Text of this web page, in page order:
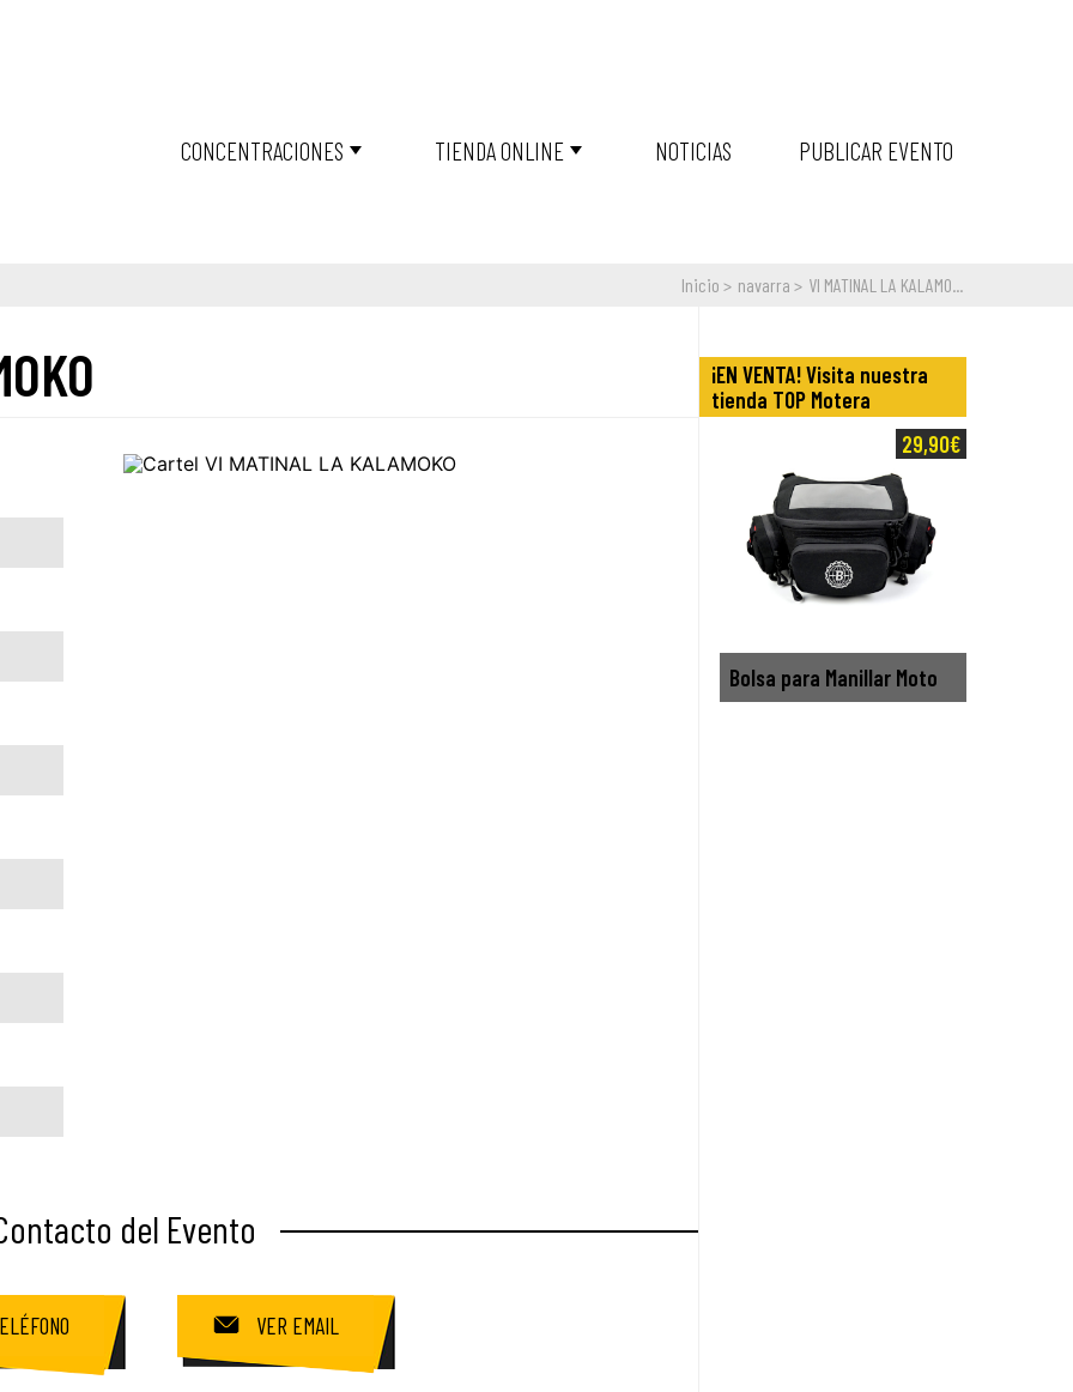
CONCENTRACIONES TIENDA ONLINE NOTICIAS PUBLICAR EVENTO
Inicio navarra VI MATINAL LA KALAMO...
del Evento
VER EMAIL
¡EN VENTA! Visita nuestra
tienda TOP Motera
Bolsa para Manillar Moto
29,90€